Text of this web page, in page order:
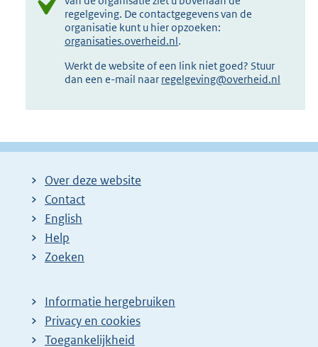
regelgeving. De contactgegevens van de
organisatie kunt u hier opzoeken:
organisaties.overheid.nl.
Werkt de website of een link niet goed? Stuur
dan een e-mail naar regelgeving@overheid.nl
Over deze website
Contact
English
Help
Zoeken
Informatie hergebruiken
Privacy en cookies
Toegankelijkheid